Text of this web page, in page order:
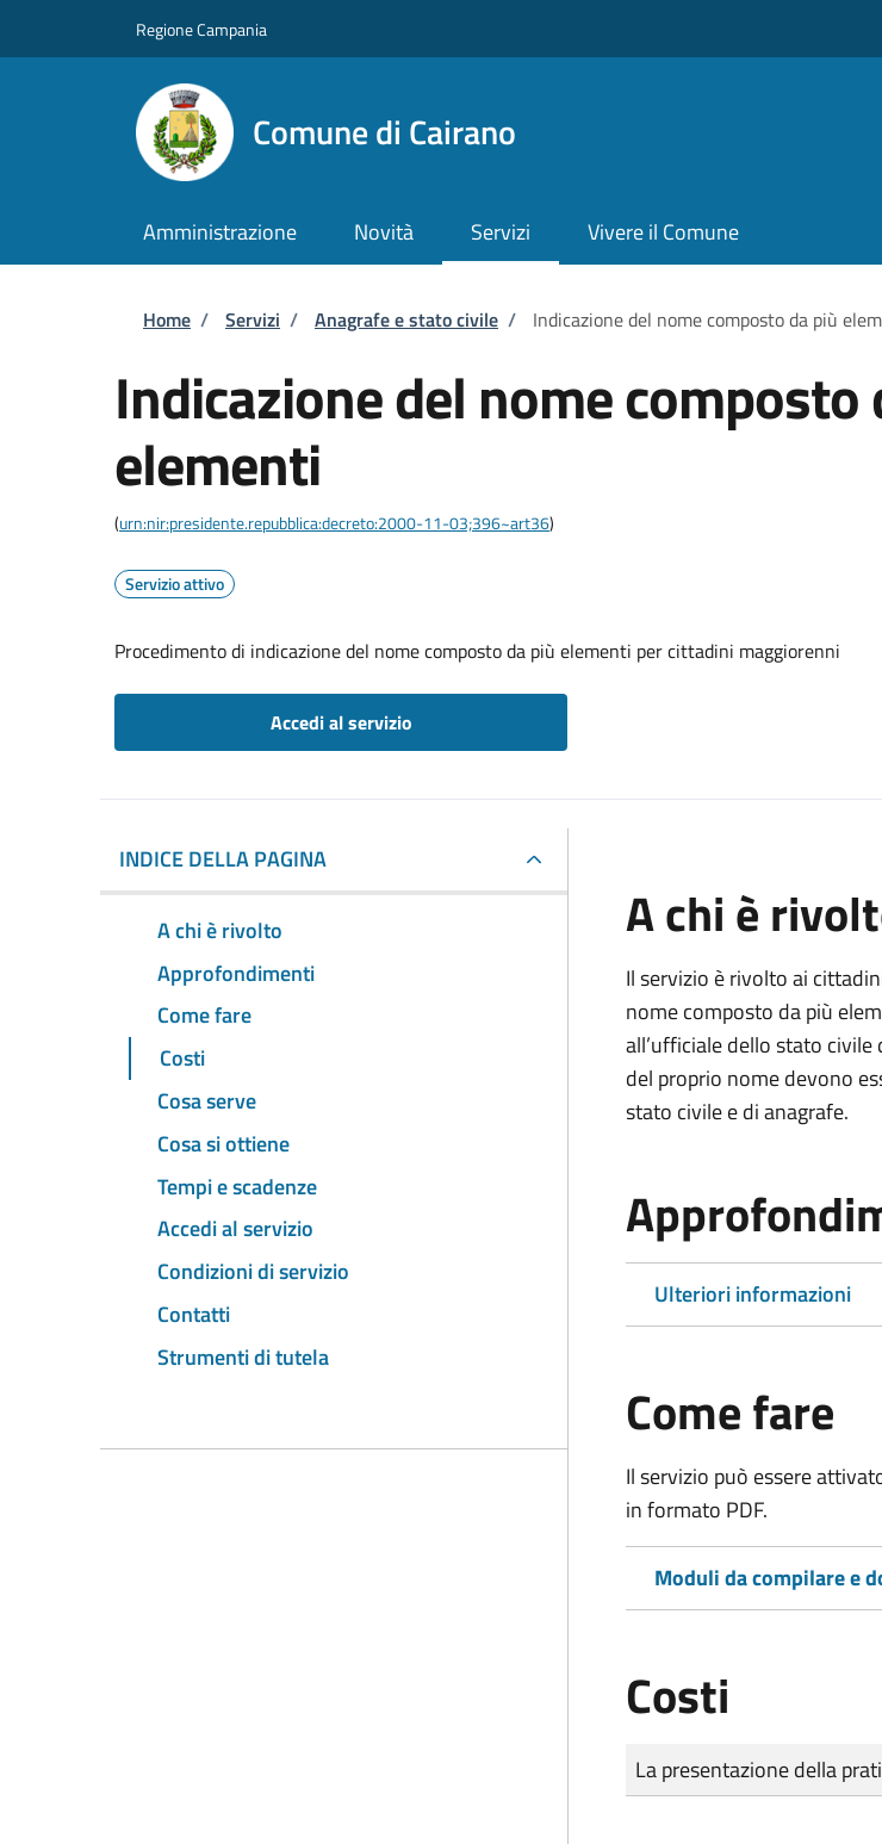
Regione Campania
Comune di Cairano
Amministrazione Novità Servizi Vivere il Comune
Briciole di pane
Home / Servizi / Anagrafe e stato civile / Indicazione del nome composto da più
Indicazione del nome composto
elementi
(urn:nir:presidente.repubblica:decreto:2000-11-03;396~art36)
Servizio attivo
Procedimento di indicazione del nome composto da più elementi per cittadini maggiorenni
Accedi al servizio
INDICE DELLA PAGINA
A chi è rivolto
Approfondimenti
Come fare
Costi
Cosa serve
Cosa si ottiene
Tempi e scadenze
Accedi al servizio
Condizioni di servizio
Contatti
Strumenti di tutela
A chi è
Il servizio è rivolto ai
nome composto da più
all’ufficiale dello stato
del proprio nome devono
stato civile e di anagrafe.
Ulteriori informazioni
Come fare
Il servizio può essere
in formato PDF.
Moduli da compilare e
Costi
Tipo di pagamento
Importo
La presentazione della